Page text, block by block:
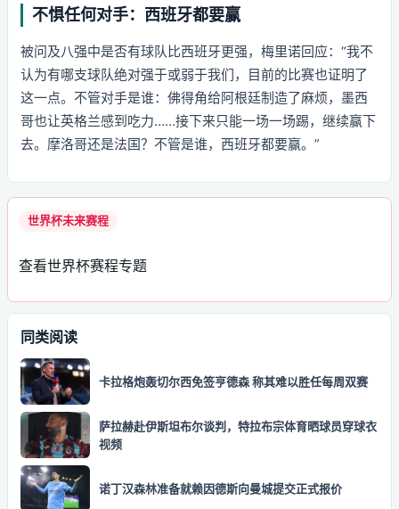
不惧任何对手：西班牙都要赢
被问及八强中是否有球队比西班牙更强，梅里诺回应：“我不
认为有哪支球队绝对强于或弱于我们，目前的比赛也证明了
这一点。不管对手是谁：佛得角给阿根廷制造了麻烦，墨西
哥也让英格兰感到吃力……接下来只能一场一场踢，继续赢下
去。摩洛哥还是法国？不管是谁，西班牙都要赢。”
世界杯未来赛程
查看世界杯赛程专题
同类阅读
卡拉格炮轰切尔西免签亨德森 称其难以胜任每周双赛
萨拉赫赴伊斯坦布尔谈判，特拉布宗体育晒球员穿球衣
视频
诺丁汉森林准备就赖因德斯向曼城提交正式报价